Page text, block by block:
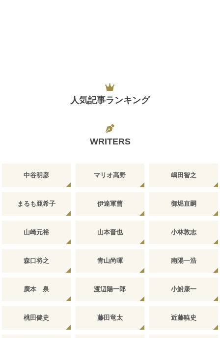
人気記事ランキング
WRITERS
中谷明彦 マリオ高野 嶋田智之
まるも亜希子 伊達軍曹 御堀直嗣
山崎元裕 山本晋也 小林敦志
森口将之 青山尚暉 南陽一浩
廣本 泉 渡辺陽一郎 小鮒康一
桃田健史 藤田竜太 近藤暁史